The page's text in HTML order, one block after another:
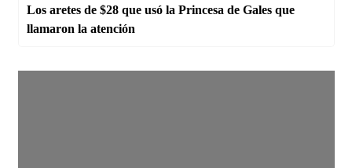
Los aretes de $28 que usó la Princesa de Gales que
llamaron la atención